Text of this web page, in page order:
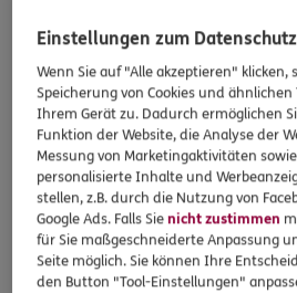
Einstellungen zum Datenschutz
Wenn Sie auf "Alle akzeptieren" klicken,
Speicherung von Cookies und ähnlichen
Ihrem Gerät zu. Dadurch ermöglichen
Funktion der Website, die Analyse der
Messung von Marketingaktivitäten
personalisierte Inhalte und
stellen, z.B. durch die Nutzung von
Google Ads. Falls Sienicht zustimmen
für Sie maßgeschneiderte Anpassung
Seite möglich. Sie können Ihre
den Button "Tool-Einstellungen"